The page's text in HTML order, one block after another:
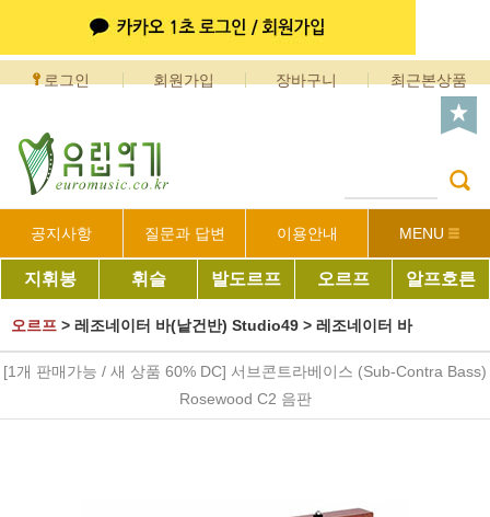
로그인 회원가입 장바구니 최근본상품
공지사항 질문과 답변 이용안내 MENU
지휘봉 휘슬 발도르프 오르프 알프호른
오르프 > 레조네이터 바(낱건반) Studio49 > 레조네이터 바
[1개 판매가능 / 새 상품 60% DC] 서브콘트라베이스 (Sub-Contra Bass)
Rosewood C2 음판